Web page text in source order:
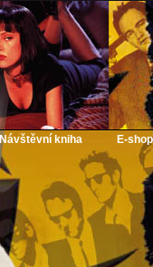
Návštěvní kniha
E-shop